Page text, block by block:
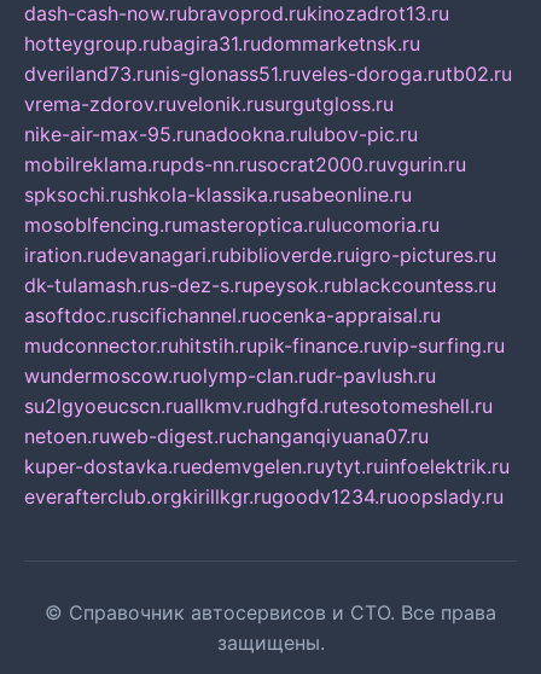
dash-cash-now.rubravoprod.rukinozadrot13.ru
hotteygroup.rubagira31.rudommarketnsk.ru
dveriland73.runis-glonass51.ruveles-doroga.rutb02.ru
vrema-zdorov.ruvelonik.rusurgutgloss.ru
nike-air-max-95.runadookna.rulubov-pic.ru
mobilreklama.rupds-nn.rusocrat2000.ruvgurin.ru
spksochi.rushkola-klassika.rusabeonline.ru
mosoblfencing.rumasteroptica.rulucomoria.ru
iration.rudevanagari.rubiblioverde.ruigro-pictures.ru
dk-tulamash.rus-dez-s.rupeysok.rublackcountess.ru
asoftdoc.ruscifichannel.ruocenka-appraisal.ru
mudconnector.ruhitstih.rupik-finance.ruvip-surfing.ru
wundermoscow.ruolymp-clan.rudr-pavlush.ru
su2lgyoeucscn.ruallkmv.rudhgfd.rutesotomeshell.ru
netoen.ruweb-digest.ruchanganqiyuana07.ru
kuper-dostavka.ruedemvgelen.ruytyt.ruinfoelektrik.ru
everafterclub.orgkirillkgr.rugoodv1234.ruoopslady.ru
© Справочник автосервисов и СТО. Все права
защищены.